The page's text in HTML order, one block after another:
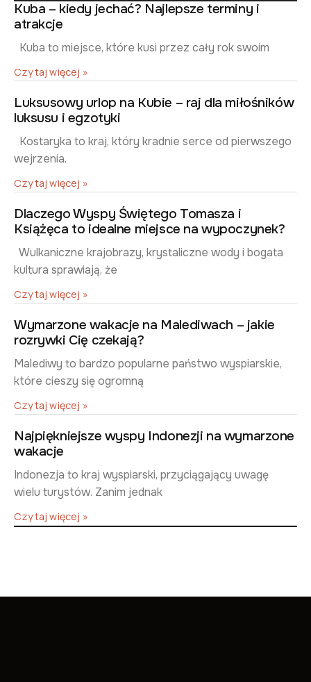
Kuba – kiedy jechać? Najlepsze terminy i
atrakcje
Kuba to miejsce, które kusi przez cały rok swoim
Czytaj więcej »
Luksusowy urlop na Kubie – raj dla miłośników
luksusu i egzotyki
Kostaryka to kraj, który kradnie serce od pierwszego
wejrzenia.
Czytaj więcej »
Dlaczego Wyspy Świętego Tomasza i
Książęca to idealne miejsce na wypoczynek?
Wulkaniczne krajobrazy, krystaliczne wody i bogata
kultura sprawiają, że
Czytaj więcej »
Wymarzone wakacje na Malediwach – jakie
rozrywki Cię czekają?
Malediwy to bardzo popularne państwo wyspiarskie,
które cieszy się ogromną
Czytaj więcej »
Najpiękniejsze wyspy Indonezji na wymarzone
wakacje
Indonezja to kraj wyspiarski, przyciągający uwagę
wielu turystów. Zanim jednak
Czytaj więcej »